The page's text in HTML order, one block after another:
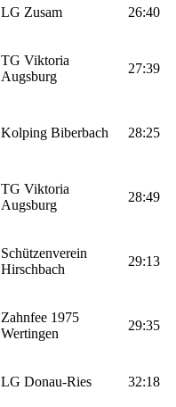
LG Zusam 26:40
TG Viktoria
Augsburg
27:39
Kolping Biberbach 28:25
TG Viktoria
Augsburg
28:49
Schützenverein
Hirschbach
29:13
Zahnfee 1975
Wertingen
29:35
LG Donau-Ries 32:18